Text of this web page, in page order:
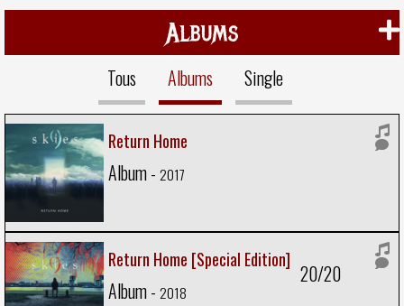
Albums
Tous Albums Single
Return Home
Album - 2017
Return Home [Special Edition]
Album - 2018
20/20